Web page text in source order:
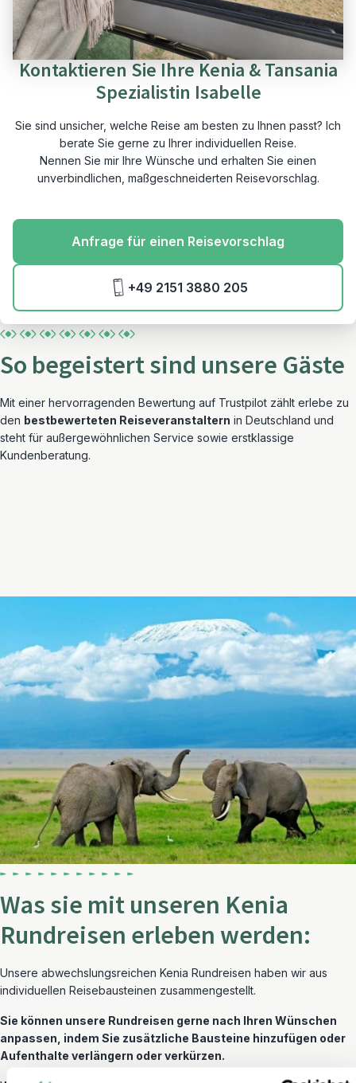
Kontaktieren Sie Ihre Kenia & Tansania
Spezialistin Isabelle
Sie sind unsicher, welche Reise am besten zu Ihnen passt? Ich
berate Sie gerne zu Ihrer individuellen Reise.
Nennen Sie mir Ihre Wünsche und erhalten Sie einen
unverbindlichen, maßgeschneiderten Reisevorschlag.
Anfrage für einen Reisevorschlag
+49 2151 3880 205
So begeistert sind unsere Gäste
Mit einer hervorragenden Bewertung auf Trustpilot zählt erlebe zu
den bestbewerteten Reiseveranstaltern in Deutschland und
steht für außergewöhnlichen Service sowie erstklassige
Kundenberatung.
Was sie mit unseren Kenia
Rundreisen erleben werden:
Unsere abwechslungsreichen Kenia Rundreisen haben wir aus
individuellen Reisebausteinen zusammengestellt.
Sie können unsere Rundreisen gerne nach Ihren Wünschen
anpassen, indem Sie zusätzliche Bausteine hinzufügen oder
Aufenthalte verlängern oder verkürzen.